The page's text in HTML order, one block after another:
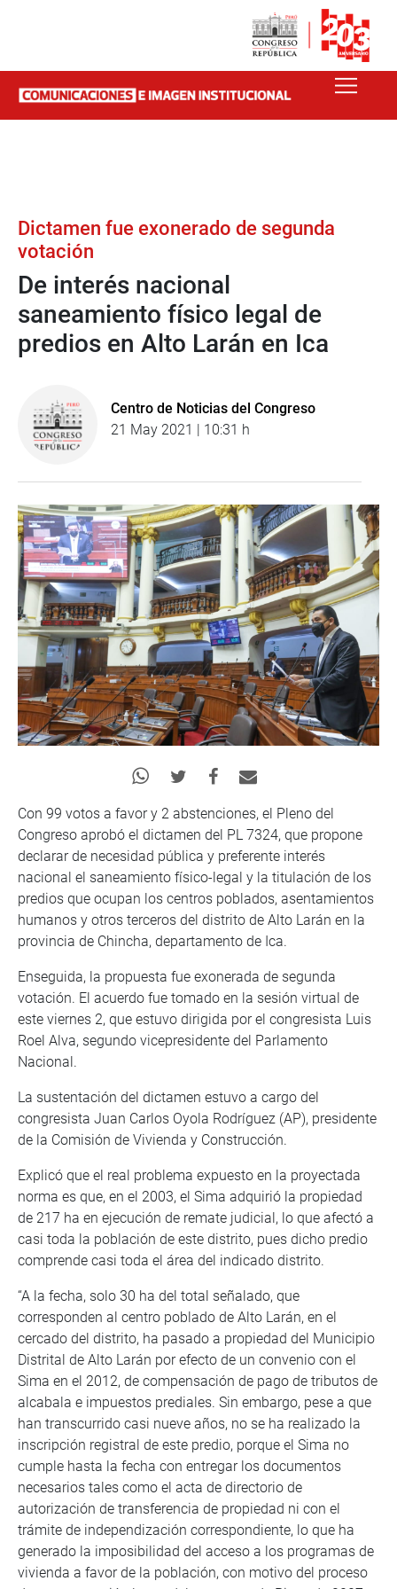
Dictamen fue exonerado de segunda
votación
De interés nacional
saneamiento físico legal de
predios en Alto Larán en Ica
Centro de Noticias del Congreso
21 May 2021 | 10:31 h
Con 99 votos a favor y 2 abstenciones, el Pleno del
Congreso aprobó el dictamen del PL 7324, que propone
declarar de necesidad pública y preferente interés
nacional el saneamiento físico-legal y la titulación de los
predios que ocupan los centros poblados, asentamientos
humanos y otros terceros del distrito de Alto Larán en la
provincia de Chincha, departamento de Ica.
Enseguida, la propuesta fue exonerada de segunda
votación. El acuerdo fue tomado en la sesión virtual de
este viernes 2, que estuvo dirigida por el congresista Luis
Roel Alva, segundo vicepresidente del Parlamento
Nacional.
La sustentación del dictamen estuvo a cargo del
congresista Juan Carlos Oyola Rodríguez (AP), presidente
de la Comisión de Vivienda y Construcción.
Explicó que el real problema expuesto en la proyectada
norma es que, en el 2003, el Sima adquirió la propiedad
de 217 ha en ejecución de remate judicial, lo que afectó a
casi toda la población de este distrito, pues dicho predio
comprende casi toda el área del indicado distrito.
“A la fecha, solo 30 ha del total señalado, que
corresponden al centro poblado de Alto Larán, en el
cercado del distrito, ha pasado a propiedad del Municipio
Distrital de Alto Larán por efecto de un convenio con el
Sima en el 2012, de compensación de pago de tributos de
alcabala e impuestos prediales. Sin embargo, pese a que
han transcurrido casi nueve años, no se ha realizado la
inscripción registral de este predio, porque el Sima no
cumple hasta la fecha con entregar los documentos
necesarios tales como el acta de directorio de
autorización de transferencia de propiedad ni con el
trámite de independización correspondiente, lo que ha
generado la imposibilidad del acceso a los programas de
vivienda a favor de la población, con motivo del proceso